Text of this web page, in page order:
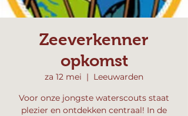
Zeeverkenner
opkomst
za 12 mei
  |
Leeuwarden
Voor onze jongste waterscouts staat
plezier en ontdekken centraal! In de